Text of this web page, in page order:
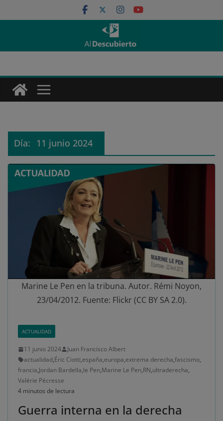
al
Día: 11 junio 2024
Marine Le Pen en la tribuna. Autor. Rémi Noyon,
23/04/2012. Fuente: Flickr (CC BY SA 2.0).
ACTUALIDAD
11 junio 2024
Juan Francisco Albert
actualidad,Éric Ciotti,españa,europa,extrema derecha,fascismo,
francia,Jordan Bardella,le Pen,Marine Le Pen,RN,ultraderecha,
Valérie Pécresse
4 minutos de lectura
Guerra interna en la derecha